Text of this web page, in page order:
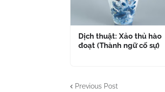
Dịch thuật: Xảo thủ hào
đoạt (Thành ngữ cố sự)
Previous Post